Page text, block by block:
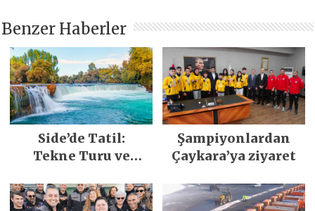
Benzer Haberler
Side’de Tatil:
Tekne Turu ve
Şampiyonlardan
Çaykara’ya ziyaret